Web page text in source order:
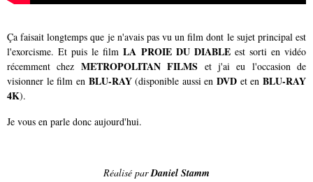
Ça faisait longtemps que je n'avais pas vu un film dont le sujet principal est
l'exorcisme. Et puis le filmLA PROIE DU DIABLEest sorti en vidéo
récemment chez METROPOLITAN FILMS et j'ai eu l'occasion de
visionner le film en BLU-RAY(disponible aussi enDVD et enBLU-RAY
4K).
Je vous en parle donc aujourd'hui.
Réalisé par Daniel Stamm